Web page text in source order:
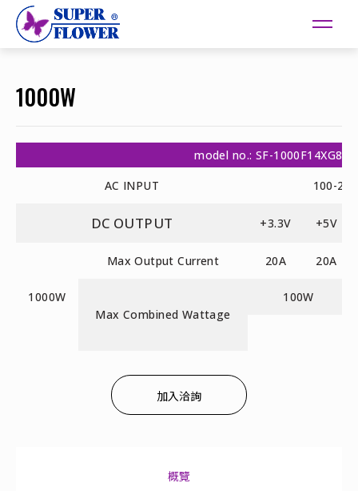
1000W
model no.: SF-1000F14XG85
AC INPUT
100-
DC OUTPUT +3.3V +5V
1000W
Max Output Current 20A 20A
Max Combined Wattage
100W
加入洽詢
概覽